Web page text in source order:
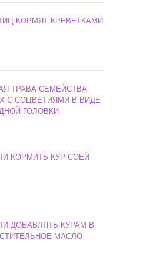
КОРМЯТ КРЕВЕТКАМИ
ТРАВА СЕМЕЙСТВА
С СОЦВЕТИЯМИ В ВИДЕ
ГОЛОВКИ
КОРМИТЬ КУР СОЕЙ
ДОБАВЛЯТЬ КУРАМ В
МАСЛО